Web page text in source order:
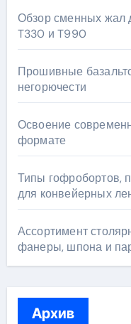
Обзор сменных жал
T330 и T990
Прошивные
негорючести
Освоение
формате
Типы гофробортов,
для конвейерных
Ассортимент
фанеры, шпона и
Архив